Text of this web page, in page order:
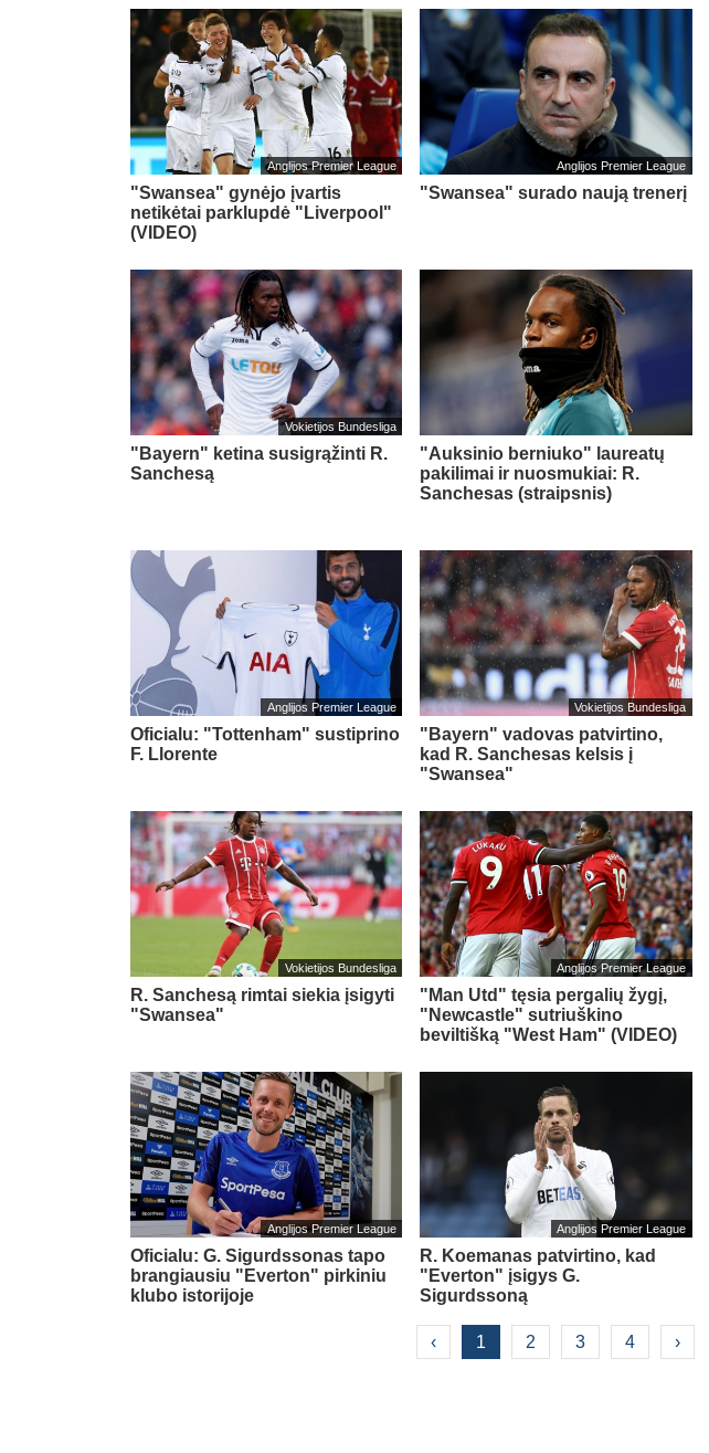
Anglijos Premier League
"Swansea" gynėjo įvartis
netikėtai parklupdė "Liverpool"
(VIDEO)
Anglijos Premier League
"Swansea" surado naują trenerį
Vokietijos Bundesliga
"Bayern" ketina susigrąžinti R.
Sanchesą
"Auksinio berniuko" laureatų
pakilimai ir nuosmukiai: R.
Sanchesas (straipsnis)
Anglijos Premier League
Oficialu: "Tottenham" sustiprino
F. Llorente
Vokietijos Bundesliga
"Bayern" vadovas patvirtino,
kad R. Sanchesas kelsis į
"Swansea"
Vokietijos Bundesliga
R. Sanchesą rimtai siekia įsigyti
"Swansea"
Anglijos Premier League
"Man Utd" tęsia pergalių žygį,
"Newcastle" sutriuškino
beviltišką "West Ham" (VIDEO)
Anglijos Premier League
Oficialu: G. Sigurdssonas tapo
brangiausiu "Everton" pirkiniu
klubo istorijoje
Anglijos Premier League
R. Koemanas patvirtino, kad
"Everton" įsigys G.
Sigurdssoną
‹ 1 2 3 4 ›